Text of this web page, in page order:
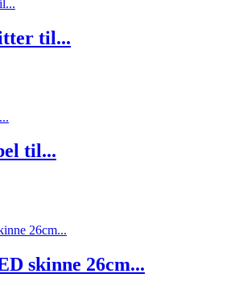
til...
til...
skinne 26cm...